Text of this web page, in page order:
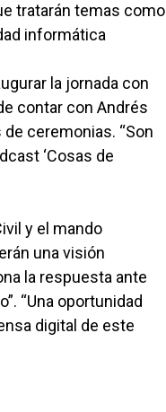
tratarán temas como
informática
la jornada con
contar con Andrés
ceremonias. “Son
‘Cosas de
y el mando
una visión
la respuesta ante
“Una oportunidad
digital de este